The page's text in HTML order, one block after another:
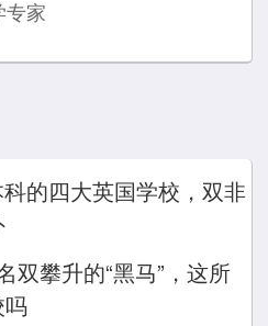
专家
的四大英国学校，双非
双攀升的“黑马”，这所